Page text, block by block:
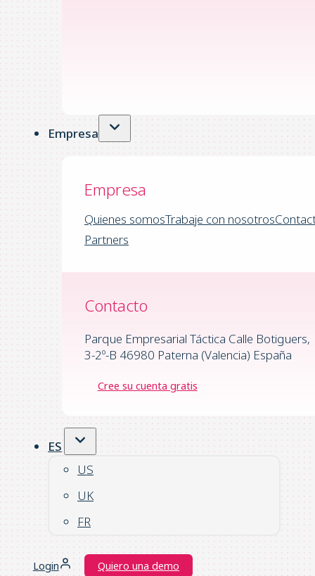
Empresa
Empresa
Quienes somosTrabaje con nosotros
Partners
Contacto
Parque Empresarial Táctica Calle Botiguers,
3-2º-B 46980 Paterna (Valencia) España
Cree su cuenta gratis
ES
US
UK
FR
Login Quiero una demo